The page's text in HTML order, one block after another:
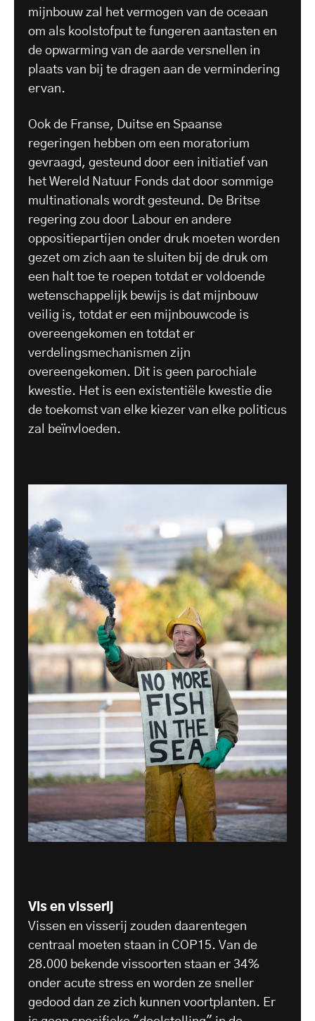
mijnbouw zal het vermogen van de oceaan
om als koolstofput te fungeren aantasten en
de opwarming van de aarde versnellen in
plaats van bij te dragen aan de vermindering
ervan.
Ook de Franse, Duitse en Spaanse
regeringen hebben om een moratorium
gevraagd, gesteund door een initiatief van
het Wereld Natuur Fonds dat door sommige
multinationals wordt gesteund. De Britse
regering zou door Labour en andere
oppositiepartijen onder druk moeten worden
gezet om zich aan te sluiten bij de druk om
een halt toe te roepen totdat er voldoende
wetenschappelijk bewijs is dat mijnbouw
veilig is, totdat er een mijnbouwcode is
overeengekomen en totdat er
verdelingsmechanismen zijn
overeengekomen. Dit is geen parochiale
kwestie. Het is een existentiële kwestie die
de toekomst van elke kiezer van elke politicus
zal beïnvloeden.
Vis en visserij
Vissen en visserij zouden daarentegen
centraal moeten staan in COP15. Van de
28.000 bekende vissoorten staan er 34%
onder acute stress en worden ze sneller
gedood dan ze zich kunnen voortplanten. Er